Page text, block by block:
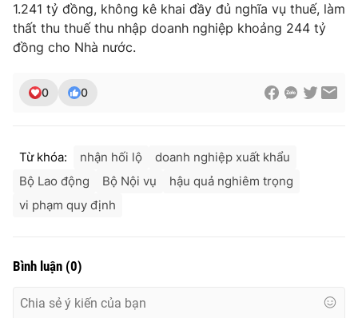
1.241 tỷ đồng, không kê khai đầy đủ nghĩa vụ thuế, làm
thất thu thuế thu nhập doanh nghiệp khoảng 244 tỷ
đồng cho Nhà nước.
0 0
Từ khóa: nhận hối lộ
doanh nghiệp xuất khẩu
Bộ Lao động
Bộ Nội vụ
hậu quả nghiêm trọng
vi phạm quy định
Bình luận (0)